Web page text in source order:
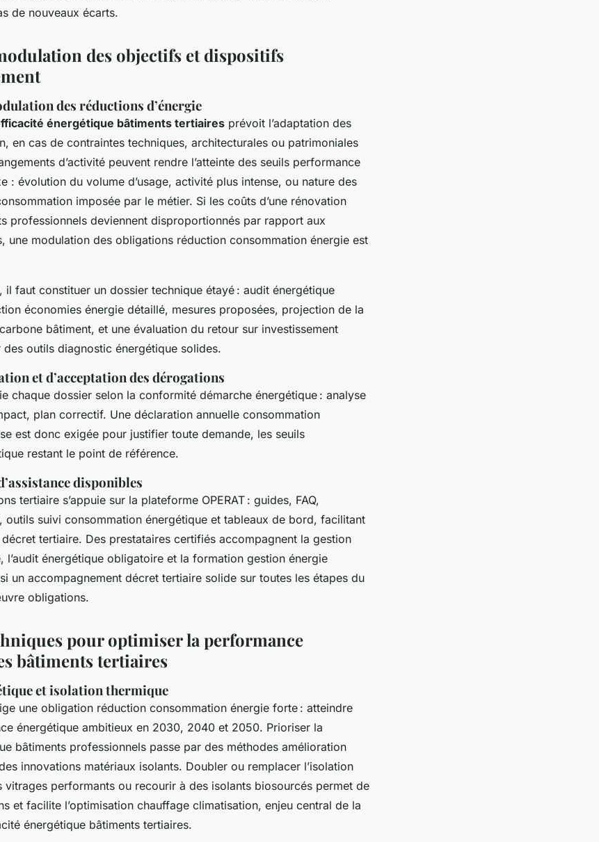
de nouveaux écarts.
des objectifs et dispositifs
des réductions d’énergie
énergétique bâtiments tertiaires prévoit l’adaptation des
en cas de contraintes techniques, architecturales ou patrimoniales
d’activité peuvent rendre l’atteinte des seuils performance
: évolution du volume d’usage, activité plus intense, ou nature des
imposée par le métier. Si les coûts d’une rénovation
professionnels deviennent disproportionnés par rapport aux
une modulation des obligations réduction consommation énergie est
il faut constituer un dossier technique étayé : audit énergétique
économies énergie détaillé, mesures proposées, projection de la
bâtiment, et une évaluation du retour sur investissement
des outils diagnostic énergétique solides.
et d’acceptation des dérogations
chaque dossier selon la conformité démarche énergétique : analyse
plan correctif. Une déclaration annuelle consommation
est donc exigée pour justifier toute demande, les seuils
restant le point de référence.
disponibles
tertiaire s’appuie sur la plateforme OPERAT : guides, FAQ,
outils suivi consommation énergétique et tableaux de bord, facilitant
tertiaire. Des prestataires certifiés accompagnent la gestion
l’audit énergétique obligatoire et la formation gestion énergie
un accompagnement décret tertiaire solide sur toutes les étapes du
obligations.
pour optimiser la performance
bâtiments tertiaires
et isolation thermique
une obligation réduction consommation énergie forte : atteindre
énergétique ambitieux en 2030, 2040 et 2050. Prioriser la
bâtiments professionnels passe par des méthodes amélioration
innovations matériaux isolants. Doubler ou remplacer l’isolation
vitrages performants ou recourir à des isolants biosourcés permet de
et facilite l’optimisation chauffage climatisation, enjeu central de la
énergétique bâtiments tertiaires.